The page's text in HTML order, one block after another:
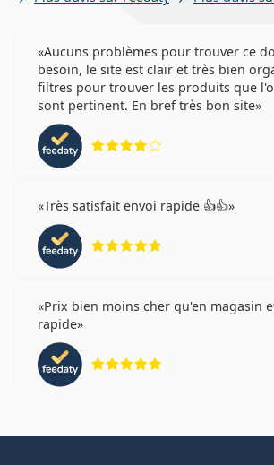
Aucuns problèmes pour trouver ce
besoin, le site est clair et très bien
filtres pour trouver les produits que
sont pertinent. En bref très bon site
Très satisfait envoi rapide 👍👍
Prix bien moins cher qu'en magasin
rapide